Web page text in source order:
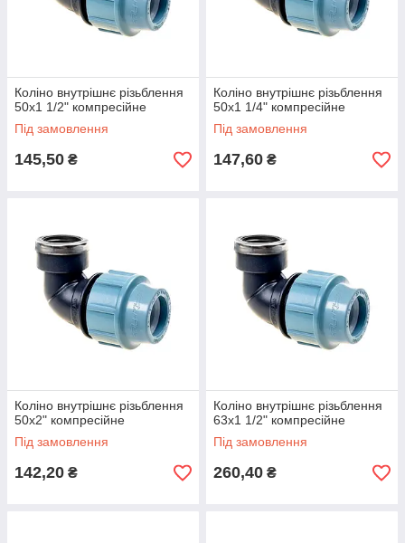
Коліно внутрішнє різьблення
50х1 1/2" компресійне
Під замовлення
145,50 ₴
Коліно внутрішнє різьблення
50х1 1/4" компресійне
Під замовлення
147,60 ₴
Коліно внутрішнє різьблення
50х2" компресійне
Під замовлення
142,20 ₴
Коліно внутрішнє різьблення
63х1 1/2" компресійне
Під замовлення
260,40 ₴